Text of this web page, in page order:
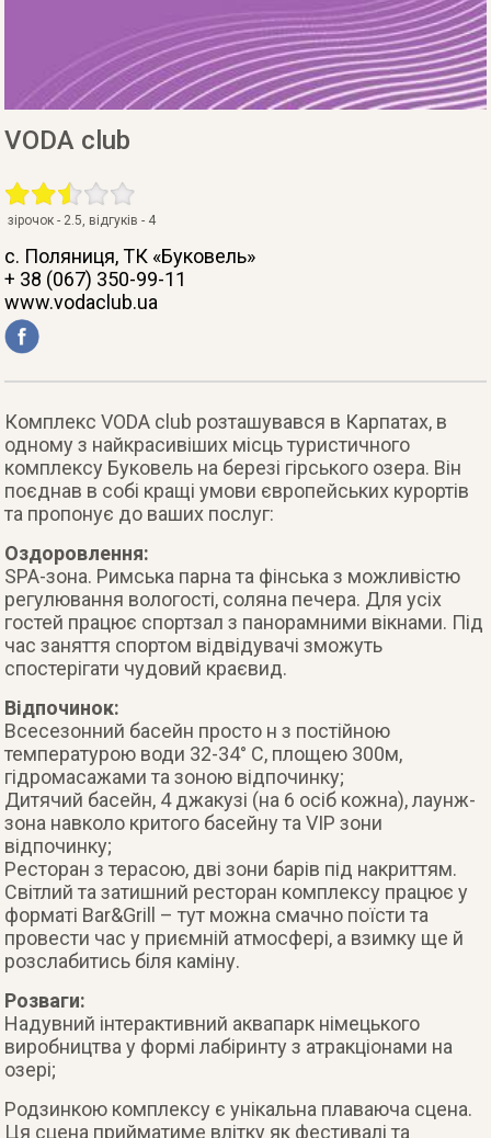
VODA club
зірочок - 2.5, відгуків - 4
с. Поляниця, ТК «Буковель»
+ 38 (067) 350-99-11
www.vodaclub.ua
Комплекс VODA club розташувався в Карпатах, в
одному з найкрасивіших місць туристичного
комплексу Буковель на березі гірського озера. Він
поєднав в собі кращі умови європейських курортів
та пропонує до ваших послуг:
Оздоровлення:
SPA-зона. Римська парна та фінська з можливістю
регулювання вологості, соляна печера. Для усіх
гостей працює спортзал з панорамними вікнами. Під
час заняття спортом відвідувачі зможуть
спостерігати чудовий краєвид.
Відпочинок:
Всесезонний басейн просто н з постійною
температурою води 32-34° С, площею 300м,
гідромасажами та зоною відпочинку;
Дитячий басейн, 4 джакузі (на 6 осіб кожна), лаунж-
зона навколо критого басейну та VIP зони
відпочинку;
Ресторан з терасою, дві зони барів під накриттям.
Світлий та затишний ресторан комплексу працює у
форматі Bar&Grill – тут можна смачно поїсти та
провести час у приємній атмосфері, а взимку ще й
розслабитись біля каміну.
Розваги:
Надувний інтерактивний аквапарк німецького
виробництва у формі лабіринту з атракціонами на
озері;
Родзинкою комплексу є унікальна плаваюча сцена.
Ця сцена прийматиме влітку як фестивалі та